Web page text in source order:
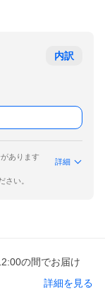
内訳
あります
詳細
さい。
の間でお届け
詳細を見る